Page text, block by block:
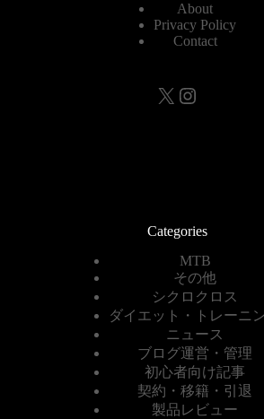
About
Privacy Policy
Contact
X Instagram
Categories
MTB
その他
シクロクロス
ダイエット・トレーニ
ニュース
ブログ運営・管理
初心者向け記事
契約・移籍・引退
製品レビュー